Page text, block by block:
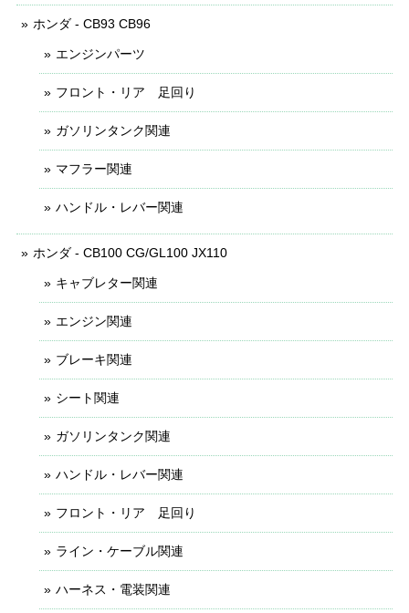
ホンダ - CB93 CB96
エンジンパーツ
フロント・リア 足回り
ガソリンタンク関連
マフラー関連
ハンドル・レバー関連
ホンダ - CB100 CG/GL100 JX110
キャブレター関連
エンジン関連
ブレーキ関連
シート関連
ガソリンタンク関連
ハンドル・レバー関連
フロント・リア 足回り
ライン・ケーブル関連
ハーネス・電装関連